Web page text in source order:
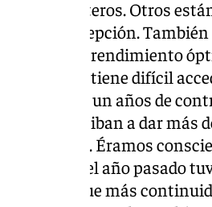
a delanteros. Otros
Es una decepción.
con rendimiento
el Málaga tiene difícil
viene por un años de
que nos iban a dar más
cinco años. Éramos
que el año pasado
año es el que más